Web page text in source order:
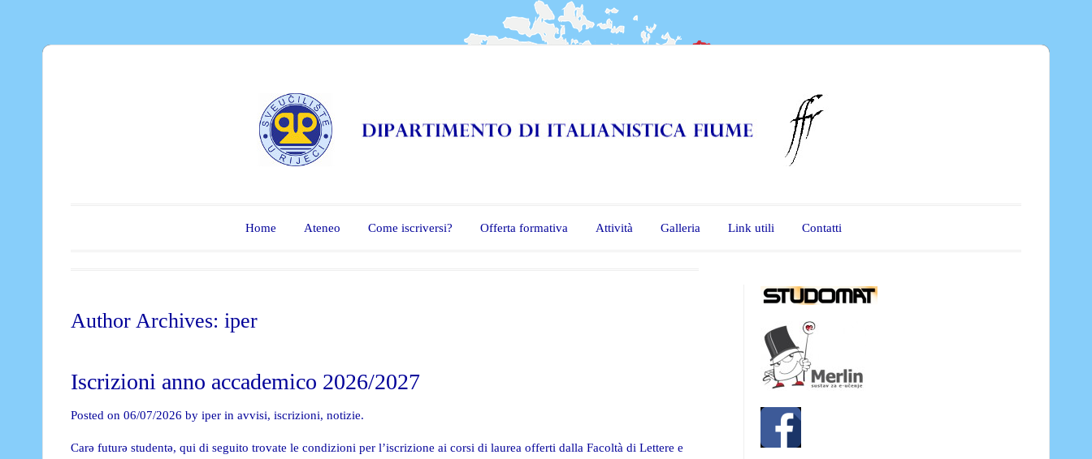
Home Ateneo Come iscriversi? Offerta formativa Attività Galleria Link utili Contatti
Author Archives: iper
Iscrizioni anno accademico 2026/2027
Posted on 06/07/2026 by iper in avvisi, iscrizioni, notizie.
Carə futurə studentə, qui di seguito trovate le condizioni per l’iscrizione ai corsi di laurea offerti dalla Facoltà di Lettere e